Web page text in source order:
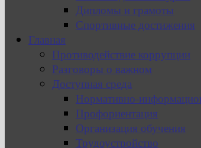
Дипломы и грамоты
Спортивные достижения
Главная
Противодействие коррупции
Разговоры о важном
Доступная среда
Нормативно-
Профориентация
Организация обучения
Трудоустройство